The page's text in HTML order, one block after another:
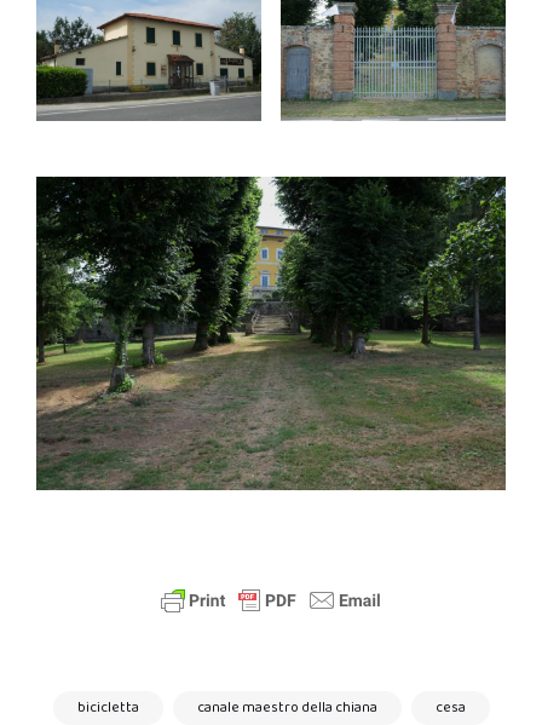
bicicletta canale maestro della chiana
cesa